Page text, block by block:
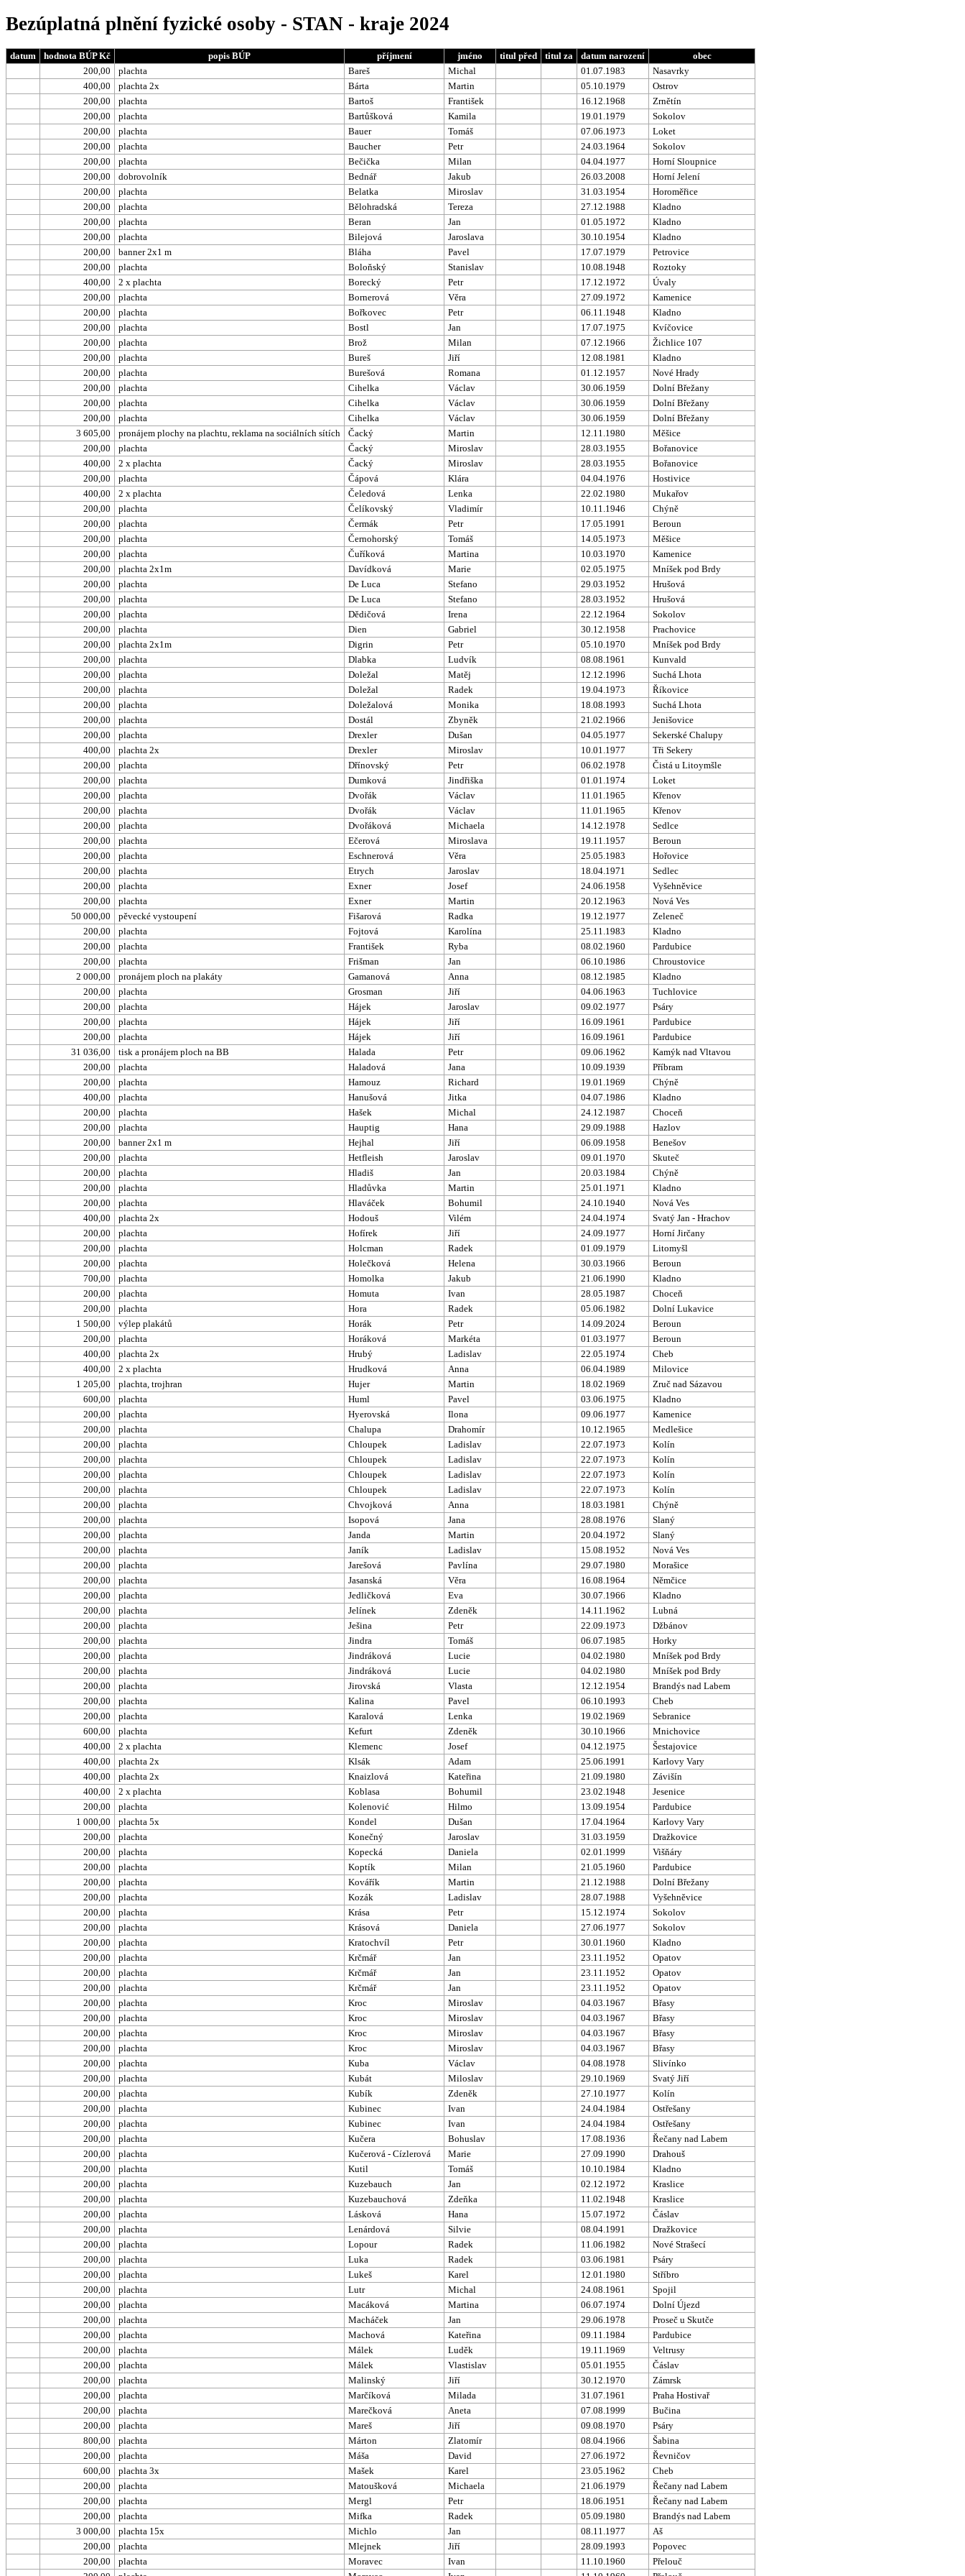
Bezúplatná plnění fyzické osoby - STAN - kraje 2024
datum hodnota BÚP Kč popis BÚP příjmení jméno titul před titul za datum narození
obec
200,00
plachta Bareš Michal 01.07.1983
Nasavrky
400,00
plachta 2x Bárta Martin 05.10.1979
Ostrov
200,00
plachta Bartoš František 16.12.1968
Zrnětín
200,00
plachta Bartůšková Kamila 19.01.1979
Sokolov
200,00
plachta Bauer Tomáš 07.06.1973
Loket
200,00
plachta Baucher Petr 24.03.1964
Sokolov
200,00
plachta Bečička Milan 04.04.1977
Horní Sloupnice
200,00
dobrovolník Bednář Jakub 26.03.2008
Horní Jelení
200,00
plachta Belatka Miroslav 31.03.1954
Horoměřice
200,00
plachta Bělohradská Tereza 27.12.1988
Kladno
200,00
plachta Beran Jan 01.05.1972
Kladno
200,00
plachta Bilejová Jaroslava 30.10.1954
Kladno
200,00
banner 2x1 m Bláha Pavel 17.07.1979
Petrovice
200,00
plachta Boloňský Stanislav 10.08.1948
Roztoky
400,00
2 x plachta Borecký Petr 17.12.1972
Úvaly
200,00
plachta Bornerová Věra 27.09.1972
Kamenice
200,00
plachta Bořkovec Petr 06.11.1948
Kladno
200,00
plachta Bostl Jan 17.07.1975
Kvíčovice
200,00
plachta Brož Milan 07.12.1966
Žichlice 107
200,00
plachta Bureš Jiří 12.08.1981
Kladno
200,00
plachta Burešová Romana 01.12.1957
Nové Hrady
200,00
plachta Cihelka Václav 30.06.1959
Dolní Břežany
200,00
plachta Cihelka Václav 30.06.1959
Dolní Břežany
200,00
plachta Cihelka Václav 30.06.1959
Dolní Břežany
3 605,00
pronájem plochy na plachtu, reklama na sociálních sítích Čacký Martin 12.11.1980
Měšice
200,00
plachta Čacký Miroslav 28.03.1955
Bořanovice
400,00
2 x plachta Čacký Miroslav 28.03.1955
Bořanovice
200,00
plachta Čápová Klára 04.04.1976
Hostivice
400,00
2 x plachta Čeledová Lenka 22.02.1980
Mukařov
200,00
plachta Čelíkovský Vladimír 10.11.1946
Chýně
200,00
plachta Čermák Petr 17.05.1991
Beroun
200,00
plachta Černohorský Tomáš 14.05.1973
Měšice
200,00
plachta Čuříková Martina 10.03.1970
Kamenice
200,00
plachta 2x1m Davídková Marie 02.05.1975
Mníšek pod Brdy
200,00
plachta De Luca Stefano 29.03.1952
Hrušová
200,00
plachta De Luca Stefano 28.03.1952
Hrušová
200,00
plachta Dědičová Irena 22.12.1964
Sokolov
200,00
plachta Dien Gabriel 30.12.1958
Prachovice
200,00
plachta 2x1m Digrin Petr 05.10.1970
Mníšek pod Brdy
200,00
plachta Dlabka Ludvík 08.08.1961
Kunvald
200,00
plachta Doležal Matěj 12.12.1996
Suchá Lhota
200,00
plachta Doležal Radek 19.04.1973
Říkovice
200,00
plachta Doležalová Monika 18.08.1993
Suchá Lhota
200,00
plachta Dostál Zbyněk 21.02.1966
Jenišovice
200,00
plachta Drexler Dušan 04.05.1977
Sekerské Chalupy
400,00
plachta 2x Drexler Miroslav 10.01.1977
Tři Sekery
200,00
plachta Dřínovský Petr 06.02.1978
Čistá u Litoymšle
200,00
plachta Dumková Jindřiška 01.01.1974
Loket
200,00
plachta Dvořák Václav 11.01.1965
Křenov
200,00
plachta Dvořák Václav 11.01.1965
Křenov
200,00
plachta Dvořáková Michaela 14.12.1978
Sedlce
200,00
plachta Ečerová Miroslava 19.11.1957
Beroun
200,00
plachta Eschnerová Věra 25.05.1983
Hořovice
200,00
plachta Etrych Jaroslav 18.04.1971
Sedlec
200,00
plachta Exner Josef 24.06.1958
Vyšehněvice
200,00
plachta Exner Martin 20.12.1963
Nová Ves
50 000,00
pěvecké vystoupení Fišarová Radka 19.12.1977
Zeleneč
200,00
plachta Fojtová Karolína 25.11.1983
Kladno
200,00
plachta František Ryba 08.02.1960
Pardubice
200,00
plachta Frišman Jan 06.10.1986
Chroustovice
2 000,00
pronájem ploch na plakáty Gamanová Anna 08.12.1985
Kladno
200,00
plachta Grosman Jiří 04.06.1963
Tuchlovice
200,00
plachta Hájek Jaroslav 09.02.1977
Psáry
200,00
plachta Hájek Jiří 16.09.1961
Pardubice
200,00
plachta Hájek Jiří 16.09.1961
Pardubice
31 036,00
tisk a pronájem ploch na BB Halada Petr 09.06.1962
Kamýk nad Vltavou
200,00
plachta Haladová Jana 10.09.1939
Příbram
200,00
plachta Hamouz Richard 19.01.1969
Chýně
400,00
plachta Hanušová Jitka 04.07.1986
Kladno
200,00
plachta Hašek Michal 24.12.1987
Choceň
200,00
plachta Hauptig Hana 29.09.1988
Hazlov
200,00
banner 2x1 m Hejhal Jiří 06.09.1958
Benešov
200,00
plachta Hetfleish Jaroslav 09.01.1970
Skuteč
200,00
plachta Hladiš Jan 20.03.1984
Chýně
200,00
plachta Hladůvka Martin 25.01.1971
Kladno
200,00
plachta Hlaváček Bohumil 24.10.1940
Nová Ves
400,00
plachta 2x Hodouš Vilém 24.04.1974
Svatý Jan - Hrachov
200,00
plachta Hofírek Jiří 24.09.1977
Horní Jirčany
200,00
plachta Holcman Radek 01.09.1979
Litomyšl
200,00
plachta Holečková Helena 30.03.1966
Beroun
700,00
plachta Homolka Jakub 21.06.1990
Kladno
200,00
plachta Homuta Ivan 28.05.1987
Choceň
200,00
plachta Hora Radek 05.06.1982
Dolní Lukavice
1 500,00
výlep plakátů Horák Petr 14.09.2024
Beroun
200,00
plachta Horáková Markéta 01.03.1977
Beroun
400,00
plachta 2x Hrubý Ladislav 22.05.1974
Cheb
400,00
2 x plachta Hrudková Anna 06.04.1989
Milovice
1 205,00
plachta, trojhran Hujer Martin 18.02.1969
Zruč nad Sázavou
600,00
plachta Huml Pavel 03.06.1975
Kladno
200,00
plachta Hyerovská Ilona 09.06.1977
Kamenice
200,00
plachta Chalupa Drahomír 10.12.1965
Medlešice
200,00
plachta Chloupek Ladislav 22.07.1973
Kolín
200,00
plachta Chloupek Ladislav 22.07.1973
Kolín
200,00
plachta Chloupek Ladislav 22.07.1973
Kolín
200,00
plachta Chloupek Ladislav 22.07.1973
Kolín
200,00
plachta Chvojková Anna 18.03.1981
Chýně
200,00
plachta Isopová Jana 28.08.1976
Slaný
200,00
plachta Janda Martin 20.04.1972
Slaný
200,00
plachta Janík Ladislav 15.08.1952
Nová Ves
200,00
plachta Jarešová Pavlína 29.07.1980
Morašice
200,00
plachta Jasanská Věra 16.08.1964
Němčice
200,00
plachta Jedličková Eva 30.07.1966
Kladno
200,00
plachta Jelínek Zdeněk 14.11.1962
Lubná
200,00
plachta Ješina Petr 22.09.1973
Džbánov
200,00
plachta Jindra Tomáš 06.07.1985
Horky
200,00
plachta Jindráková Lucie 04.02.1980
Mníšek pod Brdy
200,00
plachta Jindráková Lucie 04.02.1980
Mníšek pod Brdy
200,00
plachta Jirovská Vlasta 12.12.1954
Brandýs nad Labem
200,00
plachta Kalina Pavel 06.10.1993
Cheb
200,00
plachta Karalová Lenka 19.02.1969
Sebranice
600,00
plachta Kefurt Zdeněk 30.10.1966
Mnichovice
400,00
2 x plachta Klemenc Josef 04.12.1975
Šestajovice
400,00
plachta 2x Klsák Adam 25.06.1991
Karlovy Vary
400,00
plachta 2x Knaizlová Kateřina 21.09.1980
Závišín
400,00
2 x plachta Koblasa Bohumil 23.02.1948
Jesenice
200,00
plachta Kolenović Hilmo 13.09.1954
Pardubice
1 000,00
plachta 5x Kondel Dušan 17.04.1964
Karlovy Vary
200,00
plachta Konečný Jaroslav 31.03.1959
Dražkovice
200,00
plachta Kopecká Daniela 02.01.1999
Višňáry
200,00
plachta Koptík Milan 21.05.1960
Pardubice
200,00
plachta Kovářík Martin 21.12.1988
Dolní Břežany
200,00
plachta Kozák Ladislav 28.07.1988
Vyšehněvice
200,00
plachta Krása Petr 15.12.1974
Sokolov
200,00
plachta Krásová Daniela 27.06.1977
Sokolov
200,00
plachta Kratochvíl Petr 30.01.1960
Kladno
200,00
plachta Krčmář Jan 23.11.1952
Opatov
200,00
plachta Krčmář Jan 23.11.1952
Opatov
200,00
plachta Krčmář Jan 23.11.1952
Opatov
200,00
plachta Kroc Miroslav 04.03.1967
Břasy
200,00
plachta Kroc Miroslav 04.03.1967
Břasy
200,00
plachta Kroc Miroslav 04.03.1967
Břasy
200,00
plachta Kroc Miroslav 04.03.1967
Břasy
200,00
plachta Kuba Václav 04.08.1978
Slivínko
200,00
plachta Kubát Miloslav 29.10.1969
Svatý Jiří
200,00
plachta Kubík Zdeněk 27.10.1977
Kolín
200,00
plachta Kubinec Ivan 24.04.1984
Ostřešany
200,00
plachta Kubinec Ivan 24.04.1984
Ostřešany
200,00
plachta Kučera Bohuslav 17.08.1936
Řečany nad Labem
200,00
plachta Kučerová - Cízlerová Marie 27.09.1990
Drahouš
200,00
plachta Kutil Tomáš 10.10.1984
Kladno
200,00
plachta Kuzebauch Jan 02.12.1972
Kraslice
200,00
plachta Kuzebauchová Zdeňka 11.02.1948
Kraslice
200,00
plachta Lásková Hana 15.07.1972
Čáslav
200,00
plachta Lenárdová Silvie 08.04.1991
Dražkovice
200,00
plachta Lopour Radek 11.06.1982
Nové Strašecí
200,00
plachta Luka Radek 03.06.1981
Psáry
200,00
plachta Lukeš Karel 12.01.1980
Stříbro
200,00
plachta Lutr Michal 24.08.1961
Spojil
200,00
plachta Macáková Martina 06.07.1974
Dolní Újezd
200,00
plachta Macháček Jan 29.06.1978
Proseč u Skutče
200,00
plachta Machová Kateřina 09.11.1984
Pardubice
200,00
plachta Málek Luděk 19.11.1969
Veltrusy
200,00
plachta Málek Vlastislav 05.01.1955
Čáslav
200,00
plachta Malinský Jiří 30.12.1970
Zámrsk
200,00
plachta Marčíková Milada 31.07.1961
Praha Hostivař
200,00
plachta Marečková Aneta 07.08.1999
Bučina
200,00
plachta Mareš Jiří 09.08.1970
Psáry
800,00
plachta Márton Zlatomír 08.04.1966
Šabina
200,00
plachta Máša David 27.06.1972
Řevničov
600,00
plachta 3x Mašek Karel 23.05.1962
Cheb
200,00
plachta Matoušková Michaela 21.06.1979
Řečany nad Labem
200,00
plachta Mergl Petr 18.06.1951
Řečany nad Labem
200,00
plachta Mifka Radek 05.09.1980
Brandýs nad Labem
3 000,00
plachta 15x Michlo Jan 08.11.1977
Aš
200,00
plachta Mlejnek Jiří 28.09.1993
Popovec
200,00
plachta Moravec Ivan 11.10.1960
Přelouč